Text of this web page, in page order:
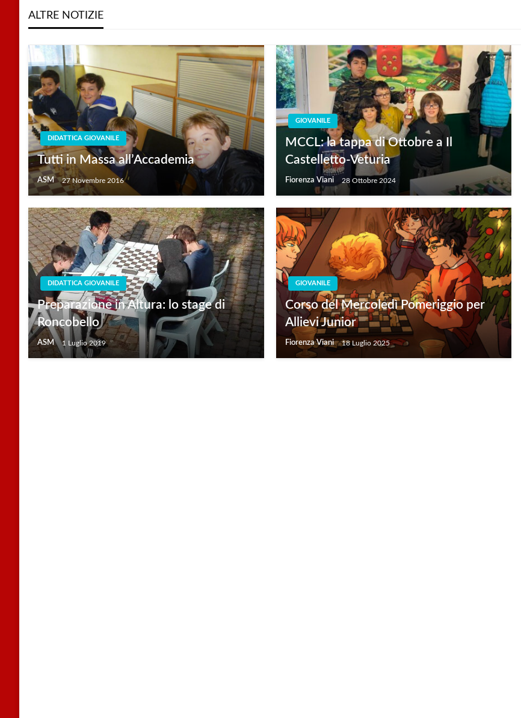
ALTRE NOTIZIE
DIDATTICA GIOVANILE
Tutti in Massa all’Accademia
ASM 27 Novembre 2016
GIOVANILE
MCCL: la tappa di Ottobre a Il
Castelletto-Veturia
Fiorenza Viani 28 Ottobre 2024
DIDATTICA GIOVANILE
Preparazione in Altura: lo stage di
Roncobello
ASM 1 Luglio 2019
GIOVANILE
Corso del Mercoledì Pomeriggio per
Allievi Junior
Fiorenza Viani 18 Luglio 2025